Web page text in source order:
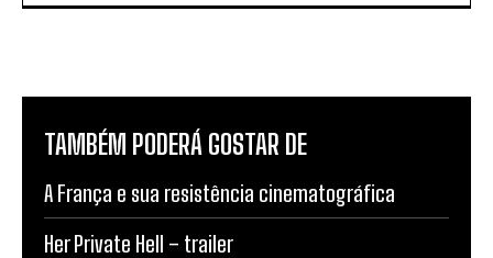
TAMBÉM PODERÁ GOSTAR DE
A França e sua resistência cinematográfica
Her Private Hell – trailer